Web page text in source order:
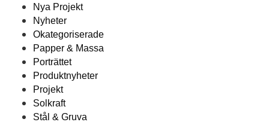
Nya Projekt
Nyheter
Okategoriserade
Papper & Massa
Porträttet
Produktnyheter
Projekt
Solkraft
Stål & Gruva